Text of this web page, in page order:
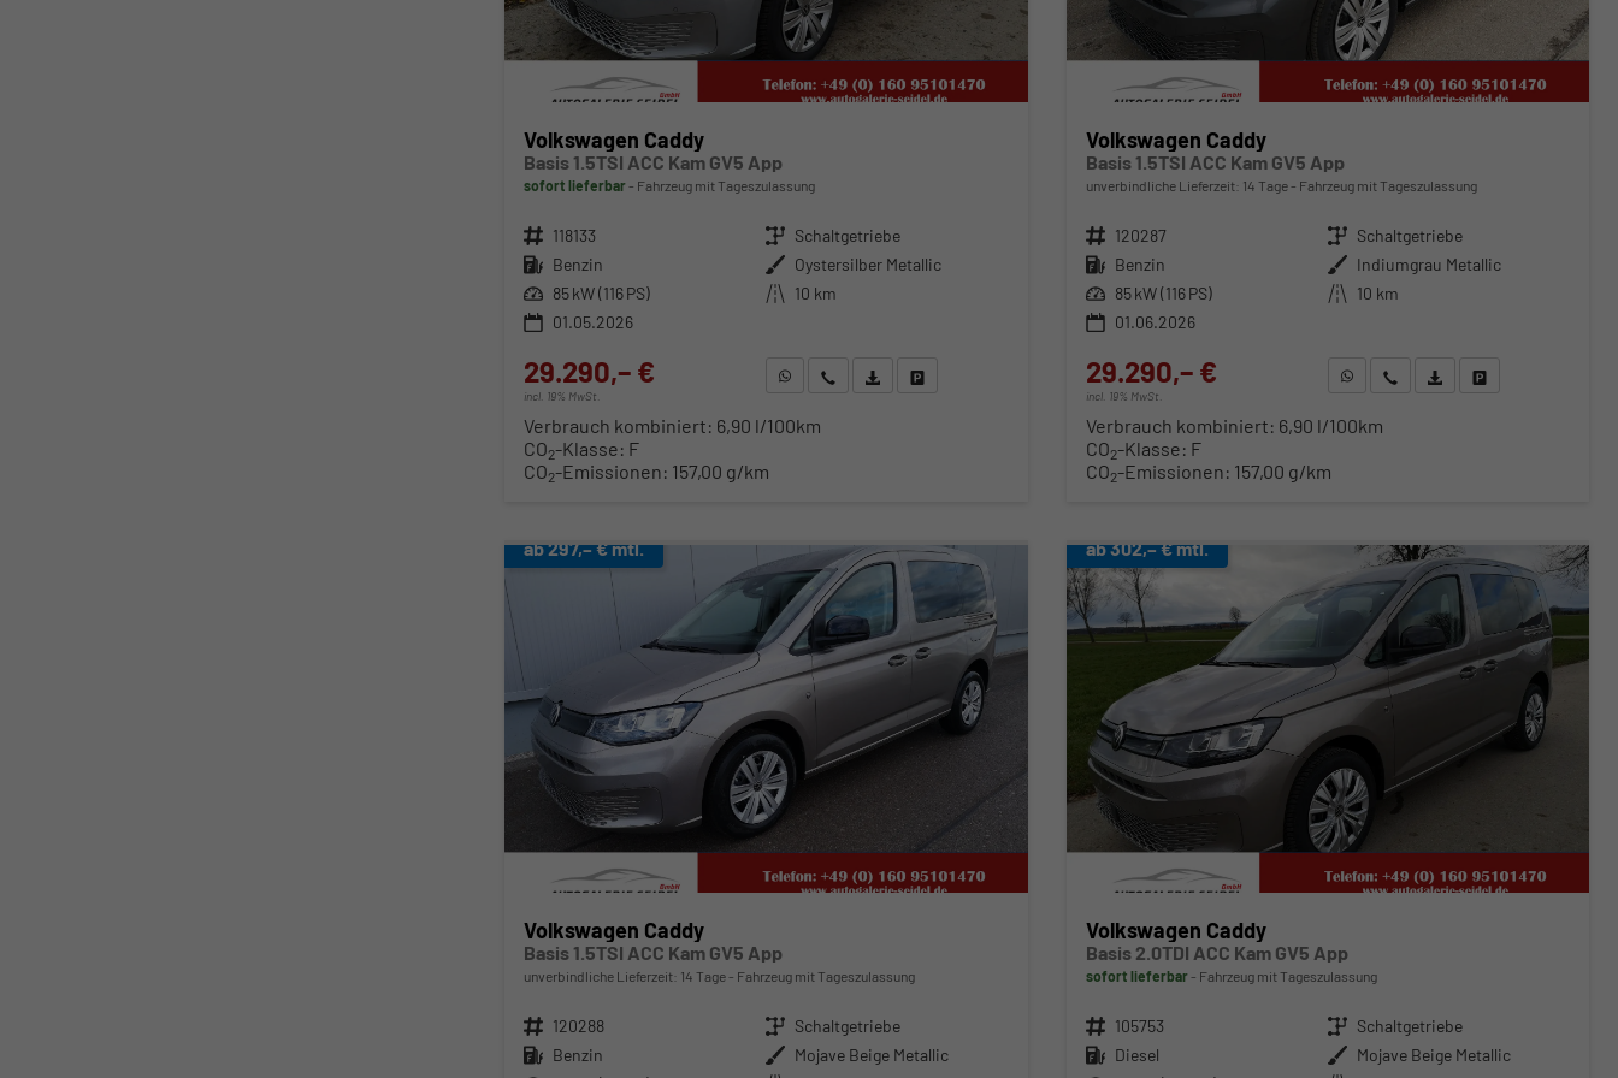
Volkswagen Caddy
Basis 1.5TSI ACC Kam GV5 App
sofort lieferbar Fahrzeug mit Tageszulassung
Fahrzeugnr. 118133 Getriebe Schaltgetriebe
Kraftstoff Benzin Außenfarbe Oystersilber Metallic
Leistung 85 kW (116 PS) Kilometerstand 10 km
01.05.2026
29.290,– €
incl. 19% MwSt.
WhatsApp anfragen
Wir rufen Sie anFahrzeugexposé (PDF)
Verbrauch kombiniert: 6,90 l/100km
CO2-Klasse: F
CO2-Emissionen: 157,00 g/km
Volkswagen Caddy
Basis 1.5TSI ACC Kam GV5 App
unverbindliche Lieferzeit: 14 Tage Fahrzeug mit Tageszulassung
Fahrzeugnr. 120287 Getriebe Schaltgetriebe
Kraftstoff Benzin Außenfarbe Indiumgrau Metallic
Leistung 85 kW (116 PS) Kilometerstand 10 km
01.06.2026
29.290,– €
incl. 19% MwSt.
WhatsApp anfragen
Wir rufen Sie anFahrzeugexposé (PDF)
Fahrzeug parken
Verbrauch kombiniert: 6,90 l/100km
CO2-Klasse: F
CO2-Emissionen: 157,00 g/km
ab 297,– € mtl.
Volkswagen Caddy
Basis 1.5TSI ACC Kam GV5 App
unverbindliche Lieferzeit: 14 Tage Fahrzeug mit Tageszulassung
Fahrzeugnr. 120288 Getriebe Schaltgetriebe
Kraftstoff Benzin Außenfarbe Mojave Beige Metallic
ab 302,– € mtl.
Volkswagen Caddy
Basis 2.0TDI ACC Kam GV5 App
sofort lieferbar Fahrzeug mit Tageszulassung
Fahrzeugnr. 105753 Getriebe Schaltgetriebe
Kraftstoff Diesel Außenfarbe Mojave Beige Metallic